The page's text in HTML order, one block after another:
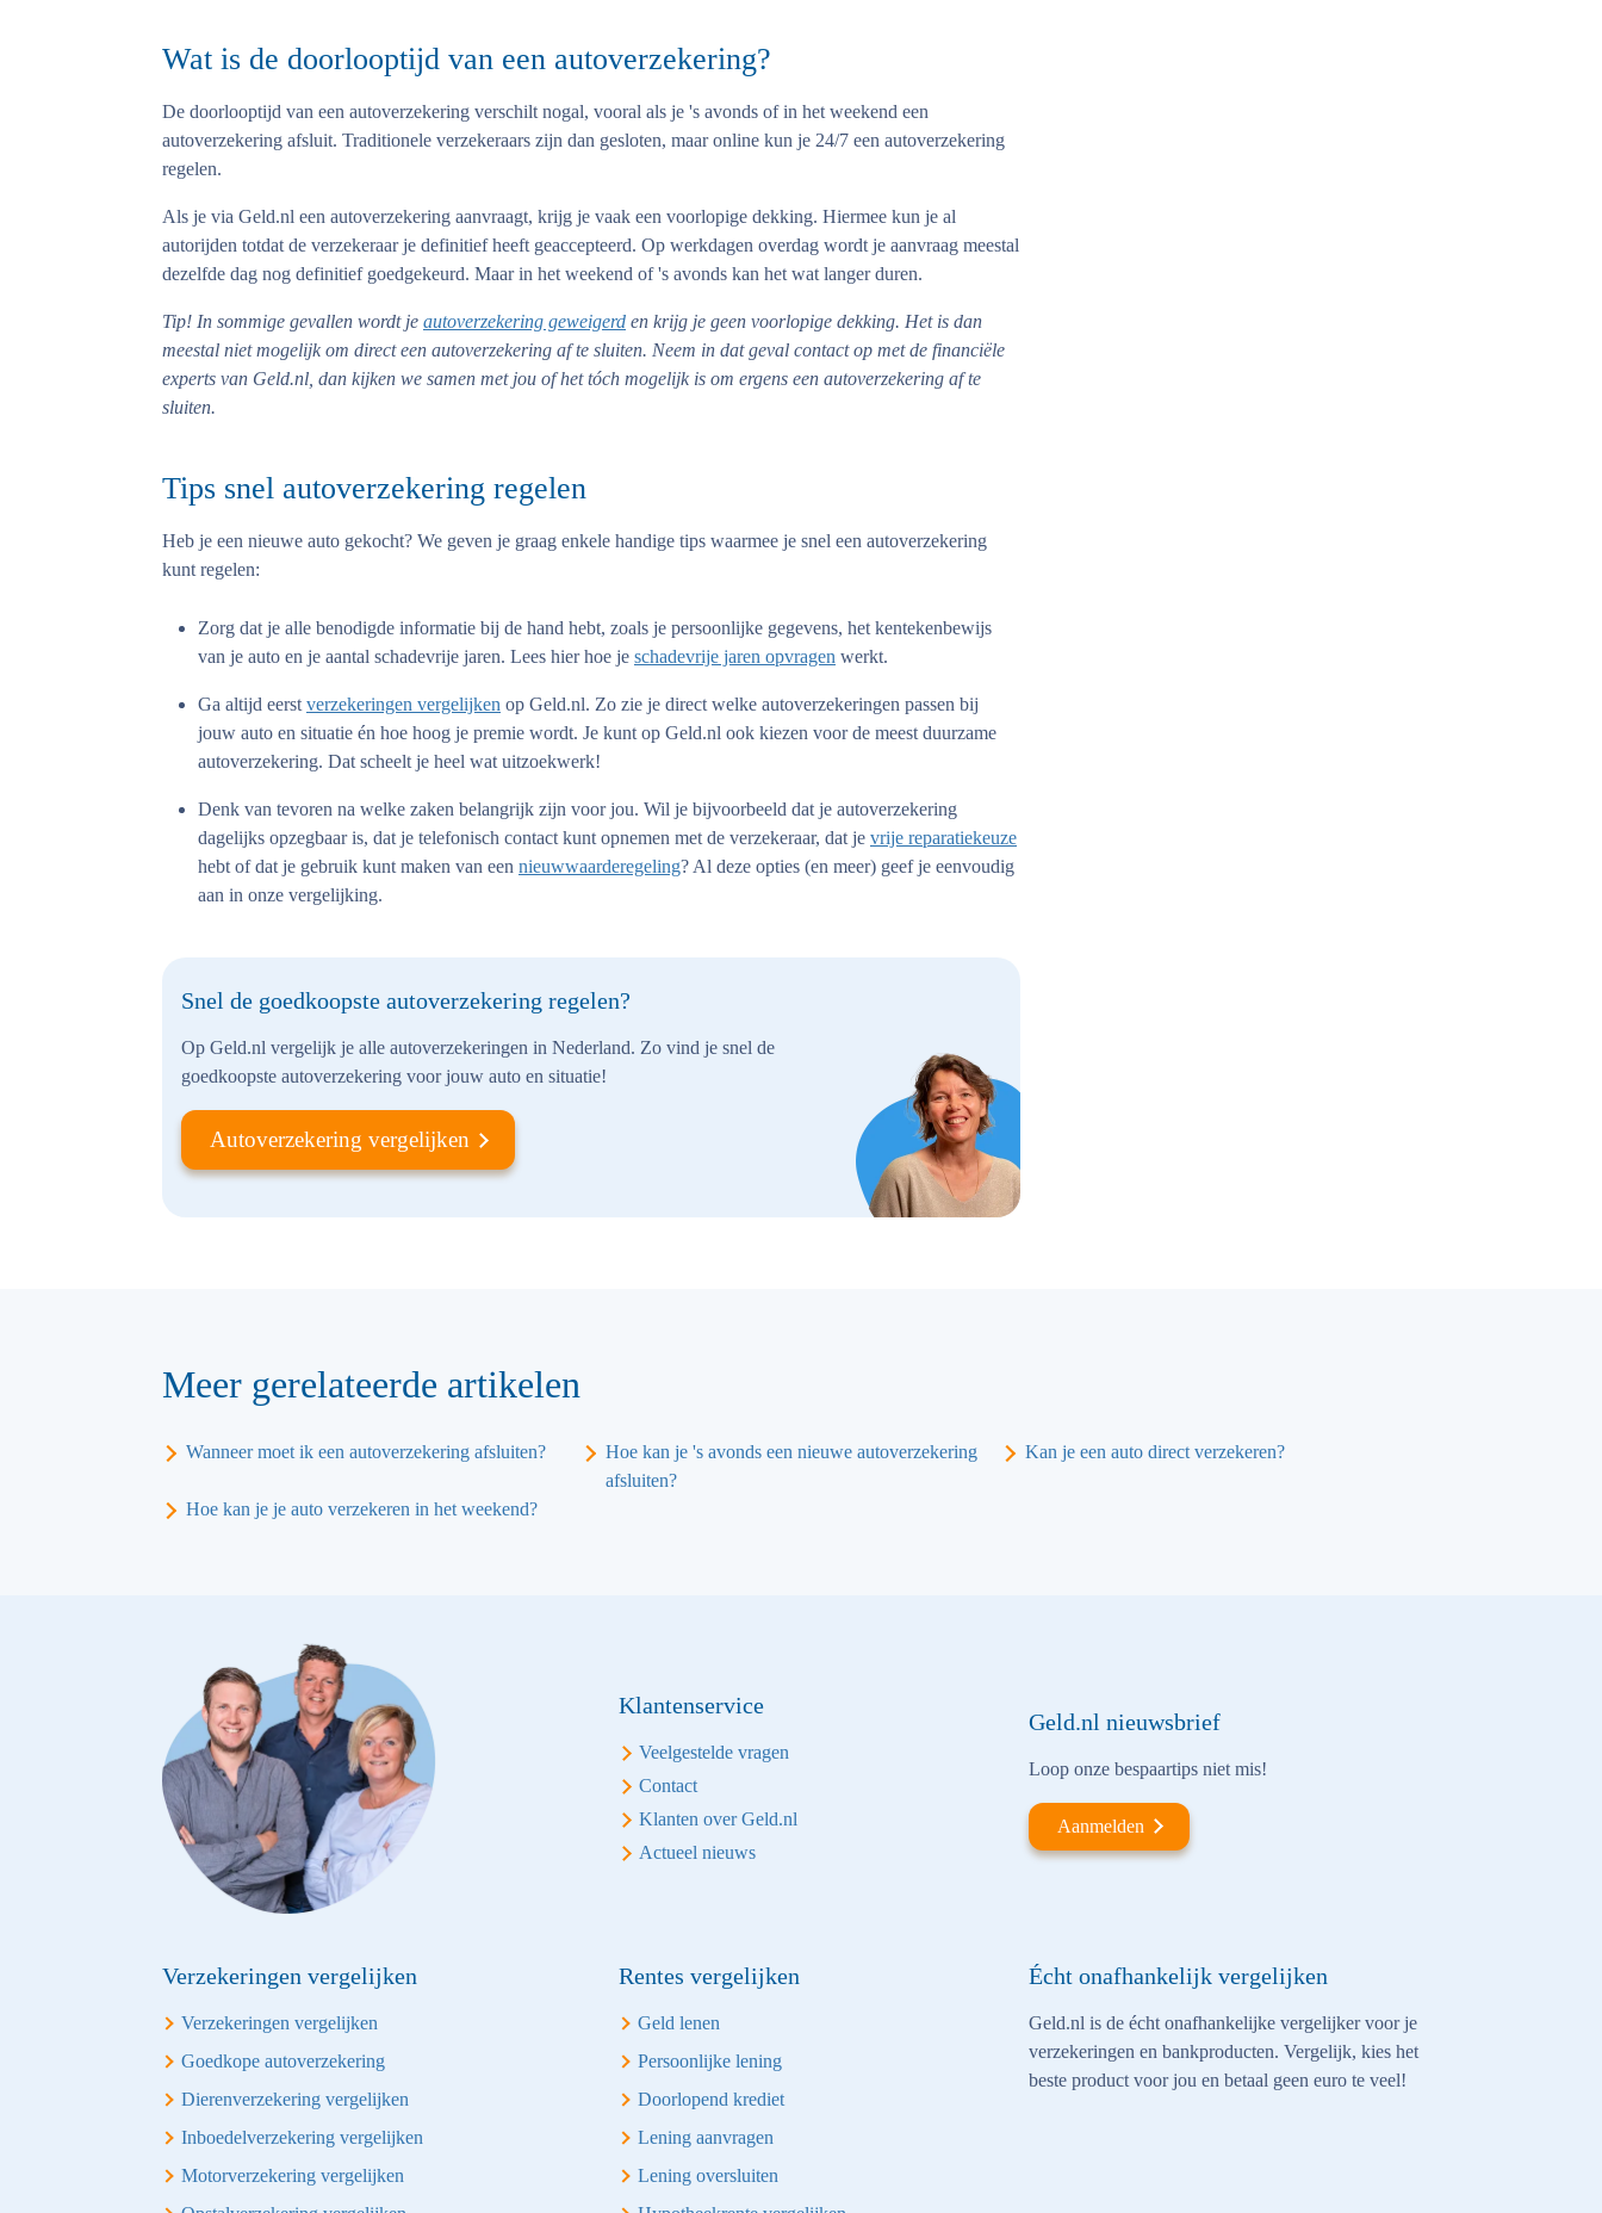
Wat is de doorlooptijd van een autoverzekering?
De doorlooptijd van een autoverzekering verschilt nogal, vooral als je 's avonds of in het weekend een
autoverzekering afsluit. Traditionele verzekeraars zijn dan gesloten, maar online kun je 24/7 een autoverzekering
regelen.
Als je via Geld.nl een autoverzekering aanvraagt, krijg je vaak een voorlopige dekking. Hiermee kun je al
autorijden totdat de verzekeraar je definitief heeft geaccepteerd. Op werkdagen overdag wordt je aanvraag meestal
dezelfde dag nog definitief goedgekeurd. Maar in het weekend of 's avonds kan het wat langer duren.
Tip! In sommige gevallen wordt je autoverzekering geweigerd en krijg je geen voorlopige dekking. Het is dan
meestal niet mogelijk om direct een autoverzekering af te sluiten. Neem in dat geval contact op met de financiële
experts van Geld.nl, dan kijken we samen met jou of het tóch mogelijk is om ergens een autoverzekering af te
sluiten.
Tips snel autoverzekering regelen
Heb je een nieuwe auto gekocht? We geven je graag enkele handige tips waarmee je snel een autoverzekering
kunt regelen:
Zorg dat je alle benodigde informatie bij de hand hebt, zoals je persoonlijke gegevens, het kentekenbewijs
van je auto en je aantal schadevrije jaren. Lees hier hoe je schadevrije jaren opvragen werkt.
Ga altijd eerst verzekeringen vergelijken op Geld.nl. Zo zie je direct welke autoverzekeringen passen bij
jouw auto en situatie én hoe hoog je premie wordt. Je kunt op Geld.nl ook kiezen voor de meest duurzame
autoverzekering. Dat scheelt je heel wat uitzoekwerk!
Denk van tevoren na welke zaken belangrijk zijn voor jou. Wil je bijvoorbeeld dat je autoverzekering
dagelijks opzegbaar is, dat je telefonisch contact kunt opnemen met de verzekeraar, dat je vrije reparatiekeuze
hebt of dat je gebruik kunt maken van een nieuwwaarderegeling? Al deze opties (en meer) geef je eenvoudig
aan in onze vergelijking.
Snel de goedkoopste autoverzekering regelen?
Op Geld.nl vergelijk je alle autoverzekeringen in Nederland. Zo vind je snel de
goedkoopste autoverzekering voor jouw auto en situatie!
Autoverzekering vergelijken
Meer gerelateerde artikelen
Wanneer moet ik een autoverzekering afsluiten?
Hoe kan je 's avonds een nieuwe autoverzekering
afsluiten?
Kan je een auto direct verzekeren?
Hoe kan je je auto verzekeren in het weekend?
Klantenservice
Veelgestelde vragen
Contact
Klanten over Geld.nl
Actueel nieuws
Geld.nl nieuwsbrief
Loop onze bespaartips niet mis!
Aanmelden
Verzekeringen vergelijken
Verzekeringen vergelijken
Goedkope autoverzekering
Dierenverzekering vergelijken
Inboedelverzekering vergelijken
Motorverzekering vergelijken
Rentes vergelijken
Geld lenen
Persoonlijke lening
Doorlopend krediet
Lening aanvragen
Lening oversluiten
Écht onafhankelijk vergelijken
Geld.nl is de écht onafhankelijke vergelijker voor je
verzekeringen en bankproducten. Vergelijk, kies het
beste product voor jou en betaal geen euro te veel!